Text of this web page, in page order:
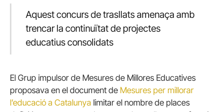
Aquest concurs de trasllats amenaça amb
trencar la continuïtat de projectes
educatius consolidats
El Grup impulsor de Mesures de Millores Educatives
proposava en el document de Mesures per millorar
l’educació a Catalunya limitar el nombre de places